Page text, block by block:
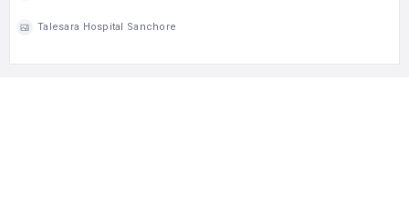
Talesara Hospital Sanchore